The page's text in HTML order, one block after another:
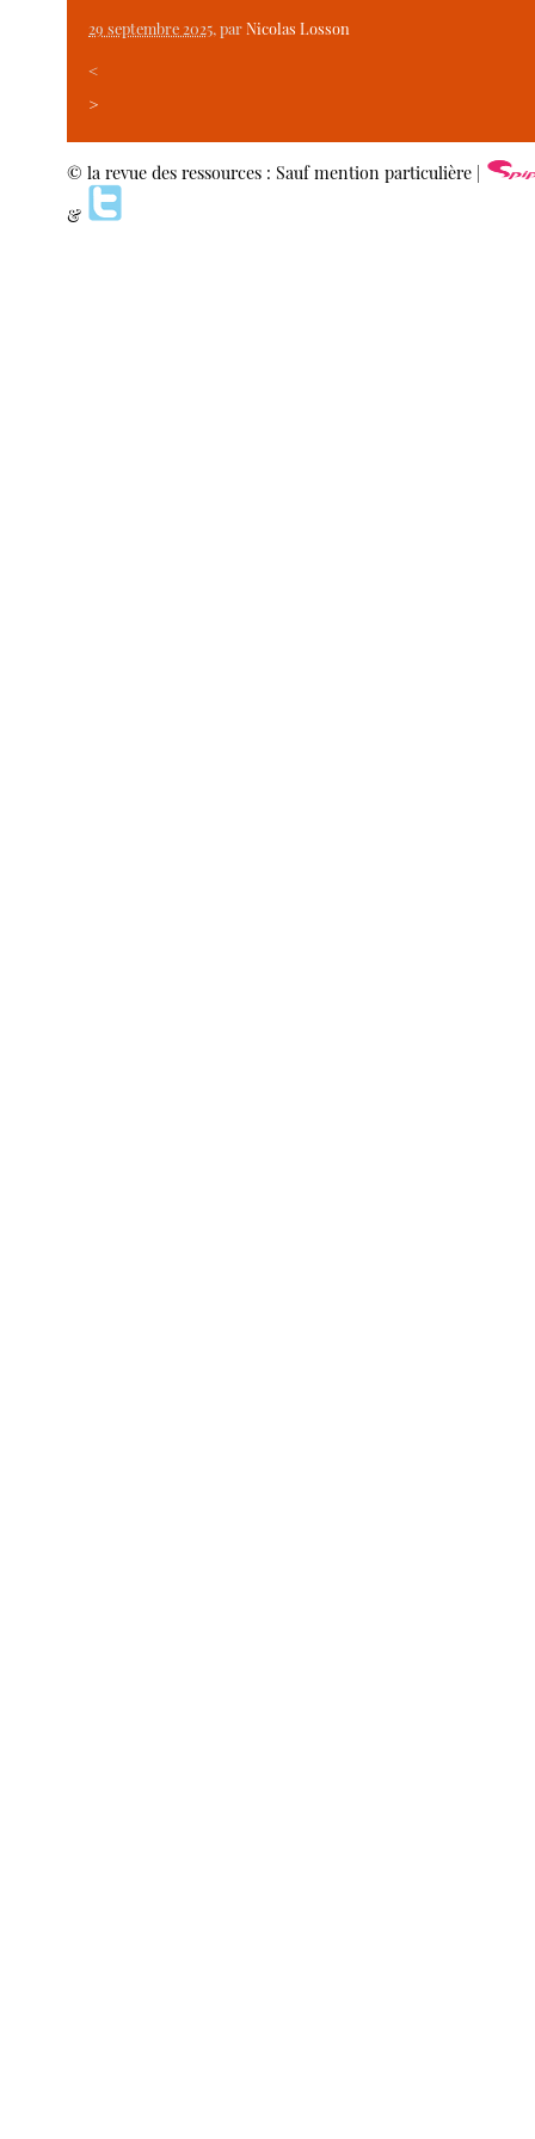
29 septembre 2025, parNicolas Losson
<
>
© la revue des ressources : Sauf mention particulière |
&